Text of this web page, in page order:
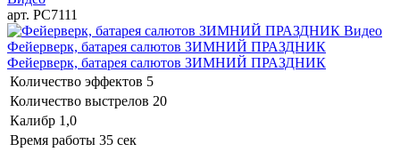
арт. РС7111
Видео
Фейерверк, батарея салютов ЗИМНИЙ ПРАЗДНИК
Фейерверк, батарея салютов ЗИМНИЙ ПРАЗДНИК
Количество эффектов 5
Количество выстрелов 20
Калибр 1,0
Время работы 35 сек